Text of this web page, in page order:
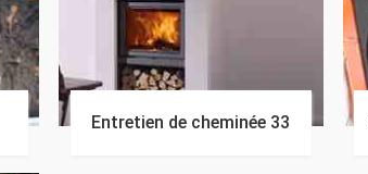
Entretien de cheminée 33